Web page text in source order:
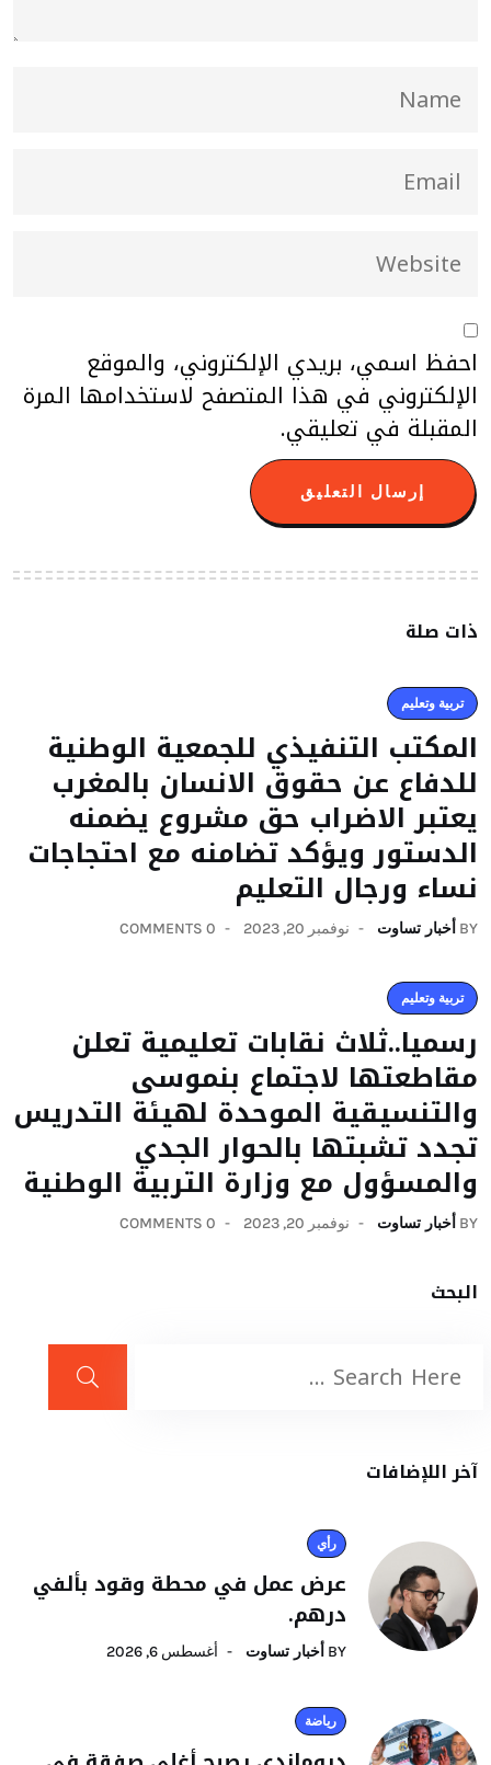
احفظ اسمي، بريدي الإلكتروني، والموقع
الإلكتروني في هذا المتصفح لاستخدامها المرة
المقبلة في تعليقي.
ذات صلة
تربية وتعليم
المكتب التنفيذي للجمعية الوطنية
للدفاع عن حقوق الانسان بالمغرب
يعتبر الاضراب حق مشروع يضمنه
الدستور ويؤكد تضامنه مع احتجاجات
نساء ورجال التعليم
BY أخبار تساوت نوفمبر 20, 2023 0 COMMENTS
تربية وتعليم
رسميا..ثلاث نقابات تعليمية تعلن
مقاطعتها لاجتماع بنموسى
والتنسيقية الموحدة لهيئة التدريس
تجدد تشبتها بالحوار الجدي
والمسؤول مع وزارة التربية الوطنية
BY أخبار تساوت نوفمبر 20, 2023 0 COMMENTS
البحث
آخر اللإضافات
رأي
عرض عمل في محطة وقود بألفي
درهم.
BY أخبار تساوت أغسطس 6, 2026
رياضة